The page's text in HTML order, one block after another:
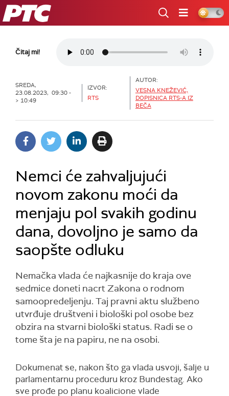
RTS
Čitaj mi!
SREDA,
23.08.2023, 09:30 -
> 10:49
IZVOR:
RTS
AUTOR:
VESNA KNEŽEVIĆ,
DOPISNICA RTS-A IZ
BEČA
Nemci će zahvaljujući
novom zakonu moći da
menjaju pol svakih godinu
dana, dovoljno je samo da
saopšte odluku
Nemačka vlada će najkasnije do kraja ove
sedmice doneti nacrt Zakona o rodnom
samoopredeljenju. Taj pravni aktu službeno
utvrđuje društveni i biološki pol osobe bez
obzira na stvarni biološki status. Radi se o
tome šta je na papiru, ne na osobi.
Dokumenat se, nakon što ga vlada usvoji, šalje u
parlamentarnu proceduru kroz Bundestag. Ako
sve prođe po planu koalicione vlade